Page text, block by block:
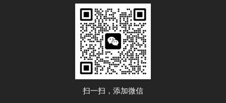
扫一扫，添加微信